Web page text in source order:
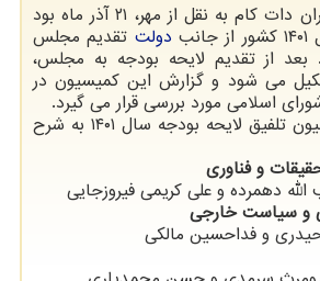
به گزارش مجلس ایران دات کام به نقل از مهر، ۲۱ آذر ماه بود
دولت تقدیم مجلس
از تقدیم لایحه بودجه به مجلس،
می شود و گزارش این کمیسیون در
اسلامی مورد بررسی قرار می گیرد.
ترکیب اعضای کمیسیون تلفیق لایحه بودجه سال ۱۴۰۱ به شرح
و فناوری
دهمرده و علی کریمی فیروزجایی
و سیاست خارجی
حیدری و فداحسین مالکی